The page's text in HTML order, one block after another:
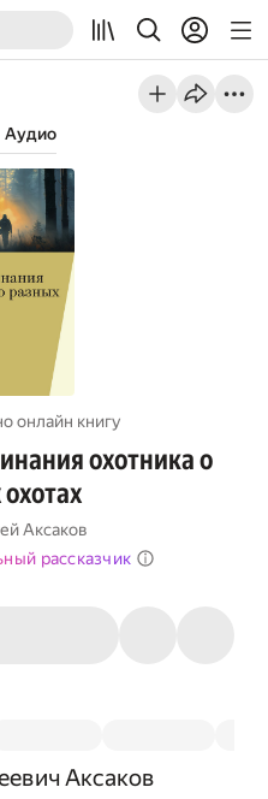
Аудио
онлайн книгу
охотника о
Аксаков
рассказчик
Аксаков